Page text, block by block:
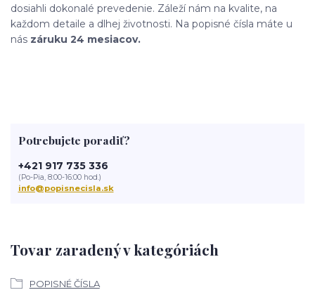
dosiahli dokonalé prevedenie. Záleží nám na kvalite, na
každom detaile a dlhej životnosti. Na popisné čísla máte u
nás záruku 24 mesiacov.
Tovar zaradený v kategóriách
POPISNÉ ČÍSLA
Potrebujete poradiť?
+421 917 735 336
(Po-Pia, 8:00-16:00 hod.)
info@popisnecisla.sk